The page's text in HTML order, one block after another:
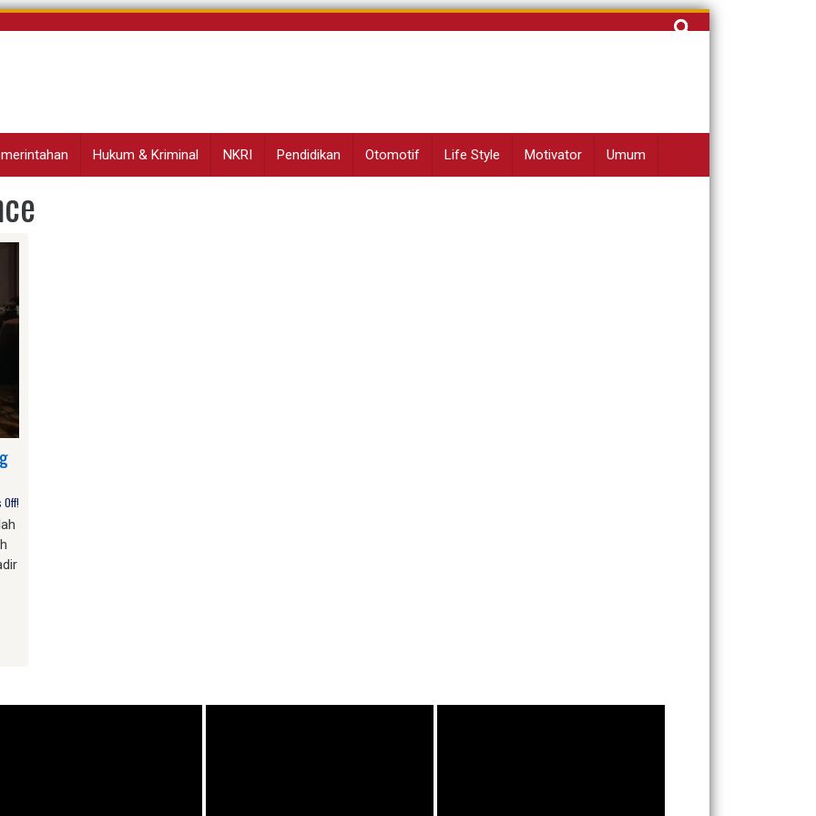
Cari
Hukum & Kriminal NKRI Pendidikan Otomotif Life Style Motivator Umum